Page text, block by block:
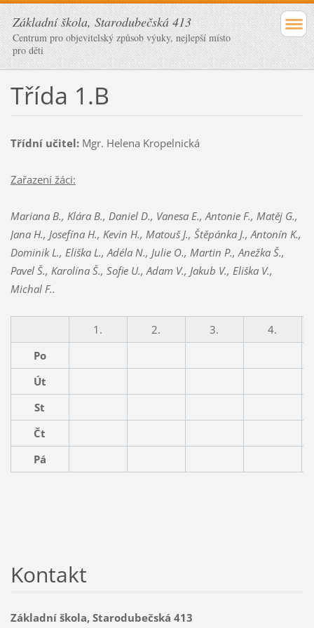
Základní škola, Starodubečská 413
Centrum pro objevitelský způsob výuky, nejlepší místo
pro děti
Třída 1.B
Třídní učitel: Mgr. Helena Kropelnická
Zařazení žáci:
Mariana B., Klára B., Daniel D., Vanesa E., Antonie F., Matěj G.,
Jana H., Josefína H., Kevin H., Matouš J., Štěpánka J., Antonín K.,
Dominik L., Eliška L., Adéla N., Julie O., Martin P., Anežka Š.,
Pavel Š., Karolína Š., Sofie U., Adam V., Jakub V., Eliška V.,
Michal F..
1. 2. 3.
4.
Po
Út
St
Čt
Pá
Kontakt
Základní škola, Starodubečská 413